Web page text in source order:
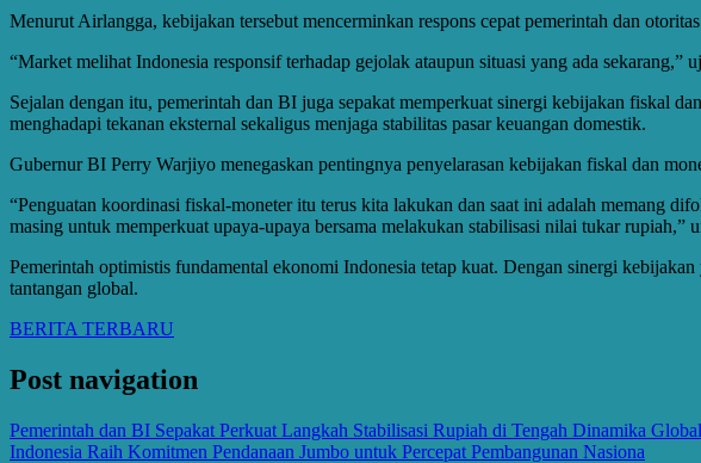
Menurut Airlangga, kebijakan tersebut mencerminkan respons cepat pemerintah dan
“Market melihat Indonesia responsif terhadap gejolak ataupun situasi yang ada sekarang,”
Sejalan dengan itu, pemerintah dan BI juga sepakat memperkuat sinergi kebijakan fiskal
menghadapi tekanan eksternal sekaligus menjaga stabilitas pasar keuangan domestik.
Gubernur BI Perry Warjiyo menegaskan pentingnya penyelarasan kebijakan fiskal dan
“Penguatan koordinasi fiskal-moneter itu terus kita lakukan dan saat ini adalah memang
masing untuk memperkuat upaya-upaya bersama melakukan stabilisasi nilai tukar rupiah,”
Pemerintah optimistis fundamental ekonomi Indonesia tetap kuat. Dengan sinergi
tantangan global.
BERITA TERBARU
Post navigation
Pemerintah dan BI Sepakat Perkuat Langkah Stabilisasi Rupiah di Tengah Dinamika Global
Indonesia Raih Komitmen Pendanaan Jumbo untuk Percepat Pembangunan Nasiona